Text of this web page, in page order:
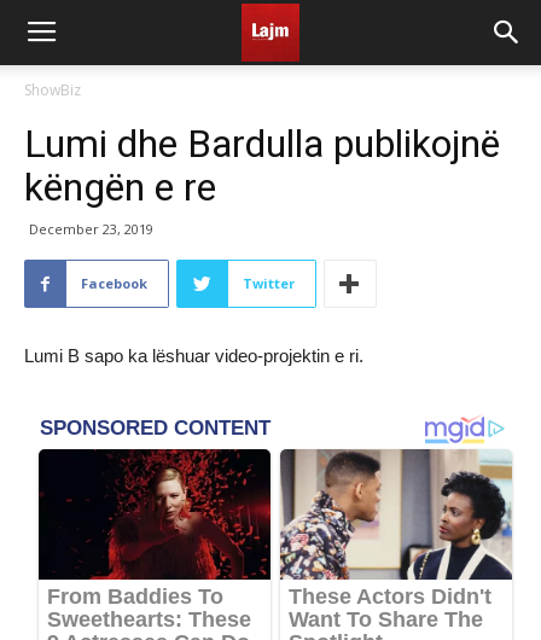
ShowBiz
Lumi dhe Bardulla publikojnë
këngën e re
December 23, 2019
Facebook Twitter
Lumi B sapo ka lëshuar video-projektin e ri.